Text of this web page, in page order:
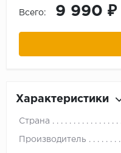
Всего: 9 990 ₽
Характеристики
Страна
Производитель